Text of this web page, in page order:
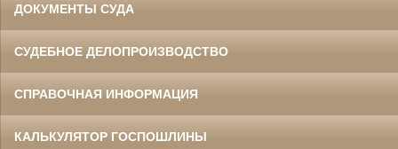
ДОКУМЕНТЫ СУДА
СУДЕБНОЕ ДЕЛОПРОИЗВОДСТВО
СПРАВОЧНАЯ ИНФОРМАЦИЯ
КАЛЬКУЛЯТОР ГОСПОШЛИНЫ